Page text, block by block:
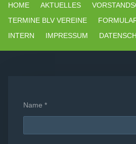
HOME AKTUELLES
TERMINE BLV VEREINE
INTERN
IMPRESSUM
Name *